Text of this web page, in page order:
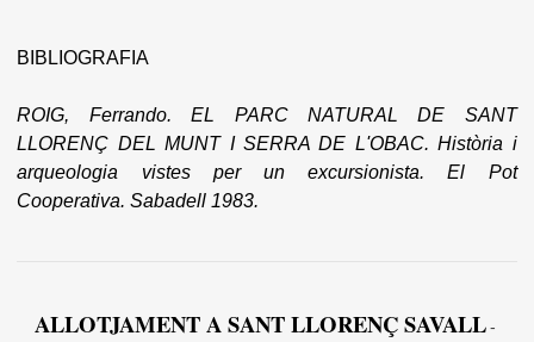
BIBLIOGRAFIA
ROIG, Ferrando. EL PARC NATURAL DE SANT
LLORENÇ DEL MUNT I SERRA DE L'OBAC. Història i
arqueologia vistes per un excursionista. El Pot
Cooperativa. Sabadell 1983.
ALLOTJAMENT A SANT LLORENÇ SAVALL -